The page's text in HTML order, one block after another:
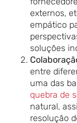
externos,
empático
soluções
entre
uma das
quebra de
natural,
resolução